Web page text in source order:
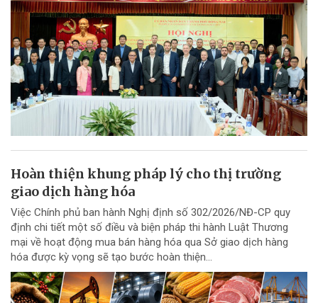
Hoàn thiện khung pháp lý cho thị trường
giao dịch hàng hóa
Việc Chính phủ ban hành Nghị định số 302/2026/NĐ-CP quy
định chi tiết một số điều và biện pháp thi hành Luật Thương
mại về hoạt động mua bán hàng hóa qua Sở giao dịch hàng
hóa được kỳ vọng sẽ tạo bước hoàn thiện...